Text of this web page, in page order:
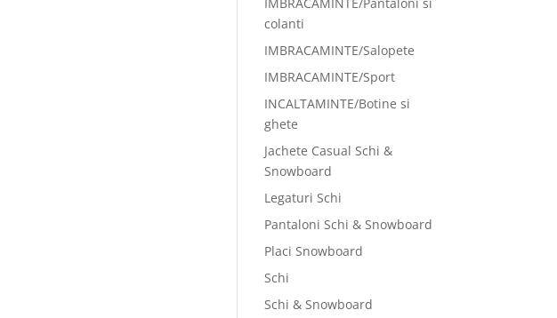
colanti
IMBRACAMINTE/Salopete
IMBRACAMINTE/Sport
INCALTAMINTE/Botine si
ghete
Jachete Casual Schi &
Snowboard
Legaturi Schi
Pantaloni Schi & Snowboard
Placi Snowboard
Schi
Schi & Snowboard